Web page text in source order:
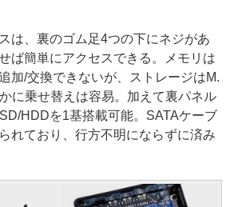
は、裏のゴム足4つの下にネジがあ
ば簡単にアクセスできる。メモリは
加/交換できないが、ストレージはM.
に乗せ替えは容易。加えて裏パネル
HDDを1基搭載可能。SATAケーブ
れており、行方不明にならずに済み